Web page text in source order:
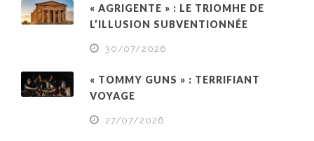
« AGRIGENTE » : LE TRIOMHE DE
L’ILLUSION SUBVENTIONNÉE
30/07/2026
« TOMMY GUNS » : TERRIFIANT
VOYAGE
27/07/2026